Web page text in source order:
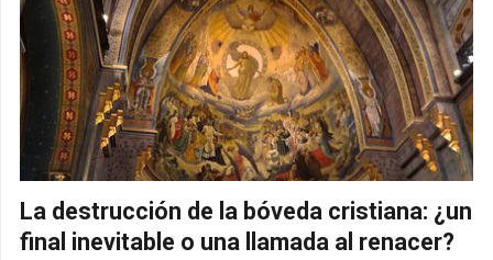
La destrucción de la bóveda cristiana: ¿un
final inevitable o una llamada al renacer?